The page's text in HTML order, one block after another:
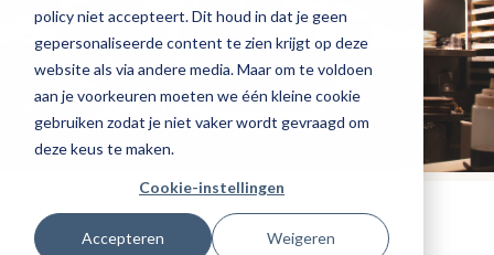
policy niet accepteert. Dit houd in dat je geen
gepersonaliseerde content te zien krijgt op deze
website als via andere media. Maar om te voldoen
aan je voorkeuren moeten we één kleine cookie
gebruiken zodat je niet vaker wordt gevraagd om
deze keus te maken.
Cookie-instellingen
Accepteren Weigeren
Tags:digitalisering,financieel
Gepubliceerd op: 14 november 2024